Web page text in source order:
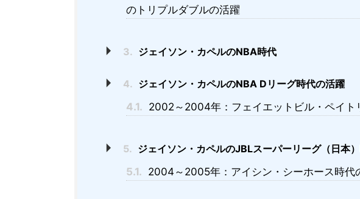
のトリプルダブルの活躍
3. ジェイソン・カペルのNBA時代
4. ジェイソン・カペルのNBA Dリーグ時代の活躍
4.1. 2002～2004年：フェイエットビル・ペイト
5. ジェイソン・カペルのJBLスーパーリーグ（日本
5.1. 2004～2005年：アイシン・シーホース時代